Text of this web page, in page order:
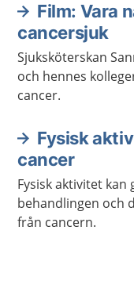
Film: Vara
cancersjuk
Sjuksköterskan
och hennes
cancer.
Fysisk
cancer
Fysisk aktivitet
behandlingen och
från cancern.